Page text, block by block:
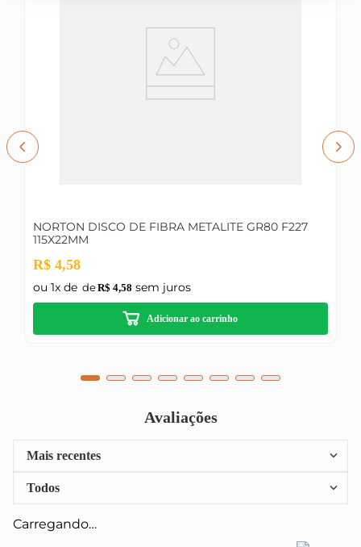
NORTON DISCO DE FIBRA METALITE GR80 F227
115X22MM
R$ 4,58
ou 1x de R$ 4,58 sem juros
Adicionar ao carrinho
Avaliações
Carregando…
Mais recentes
Todos